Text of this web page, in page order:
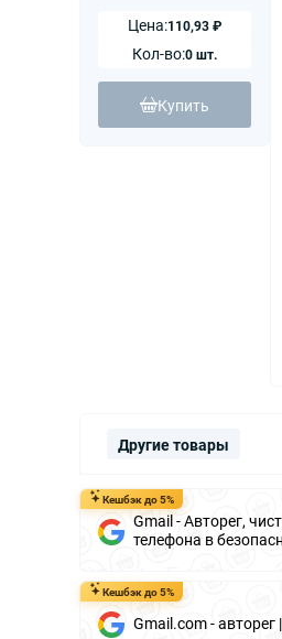
Цена:110,93 ₽
Кол-во:0 шт.
Купить
Другие товары
Кешбэк до 5%
Gmail - Авторег,
телефона в
Кешбэк до 5%
Gmail.com -